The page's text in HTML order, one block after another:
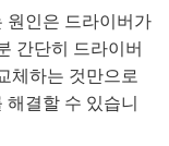
인은 드라이버가
간단히 드라이버
체하는 것만으로
결할 수 있습니